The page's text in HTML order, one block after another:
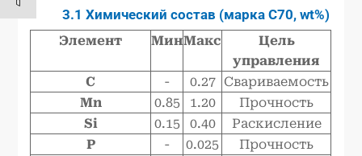
3.1 Химический состав (марка C70, wt%)
Элемент МинМакс
Цель
управления
C
- 0.27 Свариваемость
Mn
0.85 1.20
Прочность
Si
0.15 0.40
Раскисление
P
- 0.025
Прочность